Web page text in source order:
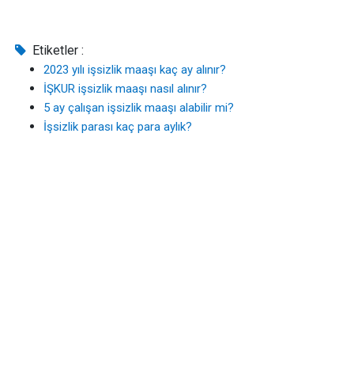
Etiketler :
2023 yılı işsizlik maaşı kaç ay alınır?
İŞKUR işsizlik maaşı nasıl alınır?
5 ay çalışan işsizlik maaşı alabilir mi?
İşsizlik parası kaç para aylık?